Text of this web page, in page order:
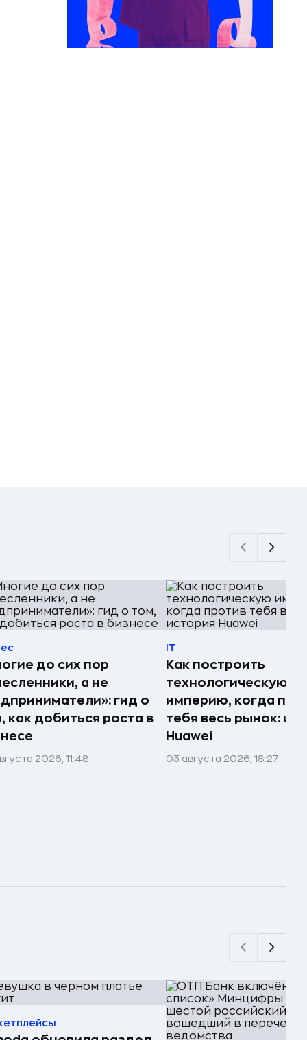
до сих пор
а не
гид о
как добиться роста в
2026, 11:48
IT
Как построить
технологическую
империю, когда
тебя весь рынок:
Huawei
03 августа 2026, 18:27